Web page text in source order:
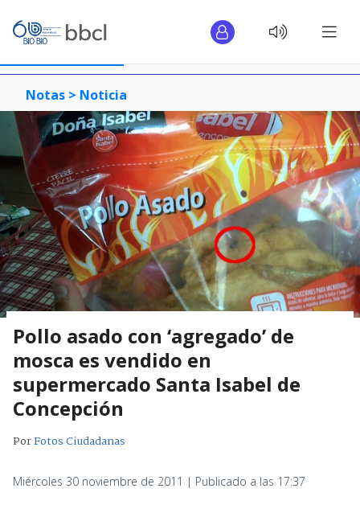
Notas > Noticia
Pollo asado con ‘agregado’ de
mosca es vendido en
supermercado Santa Isabel de
Concepción
PorFotos Ciudadanas
Miércoles 30 noviembre de 2011 | Publicado a las 17:37